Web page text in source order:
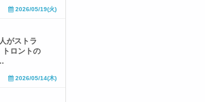
2026/05/19(火)
がストラ
トロントの
2026/05/14(木)